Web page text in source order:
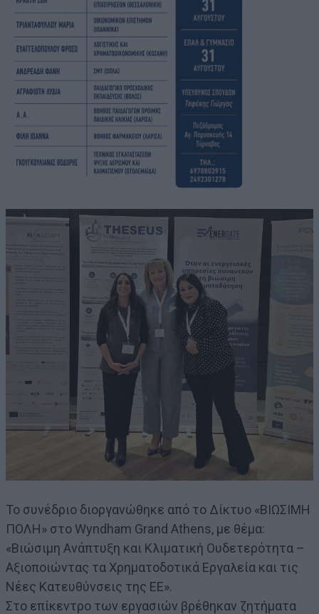
Το συνέδριο διοργανώθηκε από το Δίκτυο «ΒΙΩΣΙΜΗ
ΠΟΛΗ» στο Wyndham Grand Athens, με θέμα:
«Βιώσιμη Ανάπτυξη και Κλιματική Ουδετερότητα –
Αξιοποιώντας τα Χρηματοδοτικά Εργαλεία και τις
Νέες Κατευθύνσεις της ΕΕ».
Στο επίκεντρο των εργασιών βρέθηκαν ζητήματα